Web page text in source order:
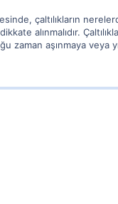
çaltılıkların
alınmalıdır.
aşınmaya veya